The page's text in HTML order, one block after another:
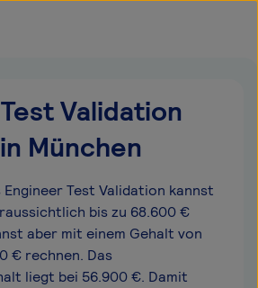
Validation
München
Engineer Test Validation kannst
bis zu 68.600 €
aber mit einem Gehalt von
€ rechnen. Das
liegt bei 56.900 €. Damit